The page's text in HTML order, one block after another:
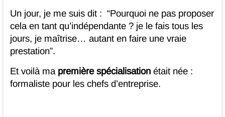
Un jour, je me suis dit : “Pourquoi ne pas proposer
cela en tant qu’indépendante ? je le fais tous les
jours, je maîtrise… autant en faire une vraie
prestation”.
Et voilà ma première spécialisationétait née :
formaliste pour les chefs d’entreprise.